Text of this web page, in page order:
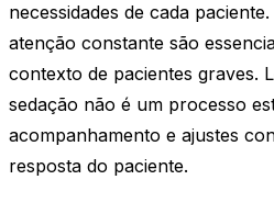
necessidades de cada
atenção constante são
contexto de pacientes graves.
sedação não é um processo
acompanhamento e ajustes
resposta do paciente.